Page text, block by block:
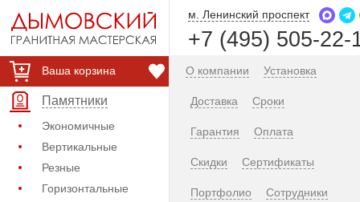
Ваша корзина
Памятники
Экономичные
Вертикальные
Резные
Горизонтальные
м. Ленинский проспект
+7 (495) 505-22-
О компании Установка
Доставка Сроки
Гарантия Оплата
Скидки Сертификаты
Портфолио Сотрудники